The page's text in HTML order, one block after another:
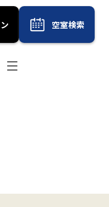
空室検索